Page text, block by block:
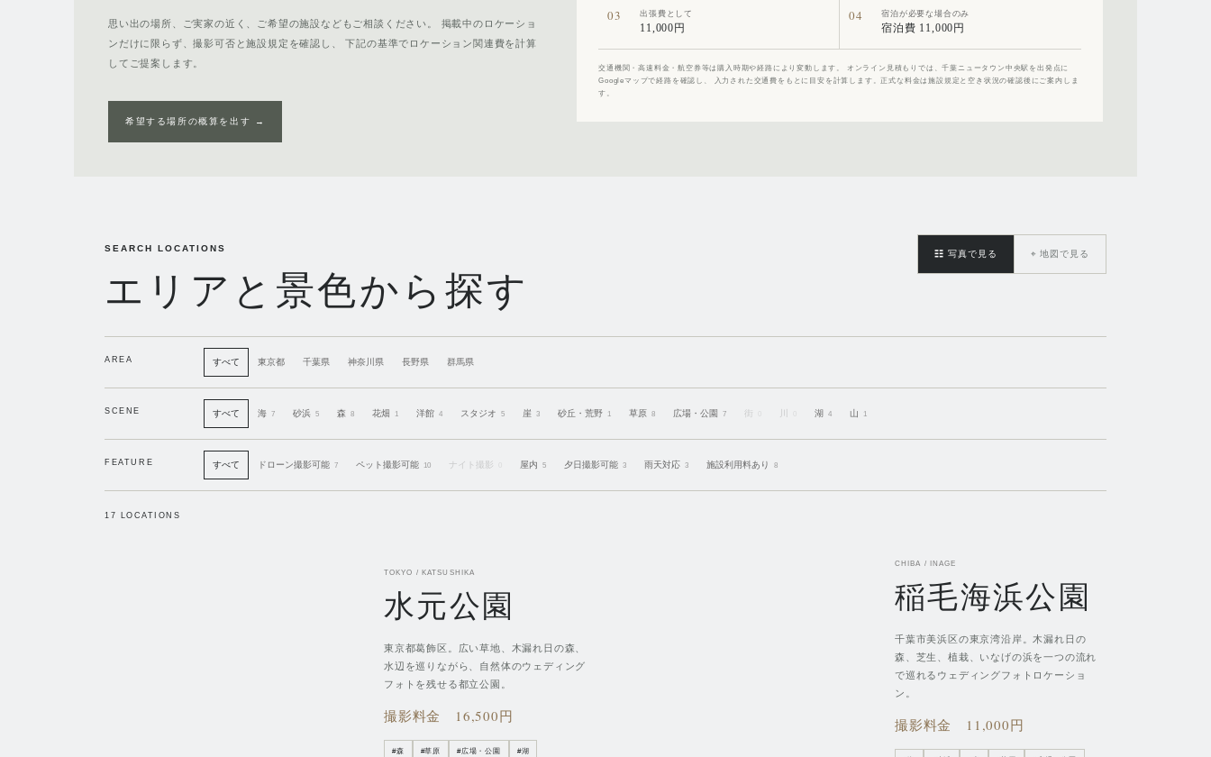
思い出の場所、ご実家の近く、ご希望の施設などもご相談ください。 掲載中のロケーショ
ンだけに限らず、撮影可否と施設規定を確認し、 下記の基準でロケーション関連費を計算
してご提案します。
希望する場所の概算を出す →
03 出張費として
11,000円
04 宿泊が必要な場合のみ
宿泊費 11,000円
交通機関・高速料金・航空券等は購入時期や経路により変動します。 オンライン見積もりでは、千葉ニュータウン中央駅を出発点に
Googleマップで経路を確認し、 入力された交通費をもとに目安を計算します。正式な料金は施設規定と空き状況の確認後にご案内しま
す。
SEARCH LOCATIONS
エリアと景色から探す
☷ 写真で見る ⌖ 地図で見る
AREA すべて 東京都 千葉県 神奈川県 長野県 群馬県
SCENE すべて 海 7 砂浜 5 森 8 花畑 1 洋館 4 スタジオ 5 崖 3 砂丘・荒野 1 草原 8 広場・公園 7 街 湖 4 山 1
FEATURE すべて ドローン撮影可能 7 ペット撮影可能 10 ナイト撮影 屋内 5 夕日撮影可能 3 雨天対応 3 施設利用料あり 8
17 LOCATIONS
TOKYO / KATSUSHIKA
水元公園
東京都葛飾区。広い草地、木漏れ日の森、
水辺を巡りながら、自然体のウェディング
フォトを残せる都立公園。
撮影料金 16,500円
#森 #草原 #広場・公園 #湖
CHIBA / INAGE
稲毛海浜公園
千葉市美浜区の東京湾沿岸。木漏れ日の
森、芝生、植栽、いなげの浜を一つの流れ
で巡れるウェディングフォトロケーショ
ン。
撮影料金 11,000円